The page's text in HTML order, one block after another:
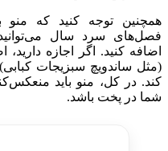
همچنین توجه کنید که منو
فصل‌های سرد سال
اضافه کنید. اگر اجازه
(مثل ساندویچ سبزیجات
کند. در کل، منو باید
شما در پخت باشد.